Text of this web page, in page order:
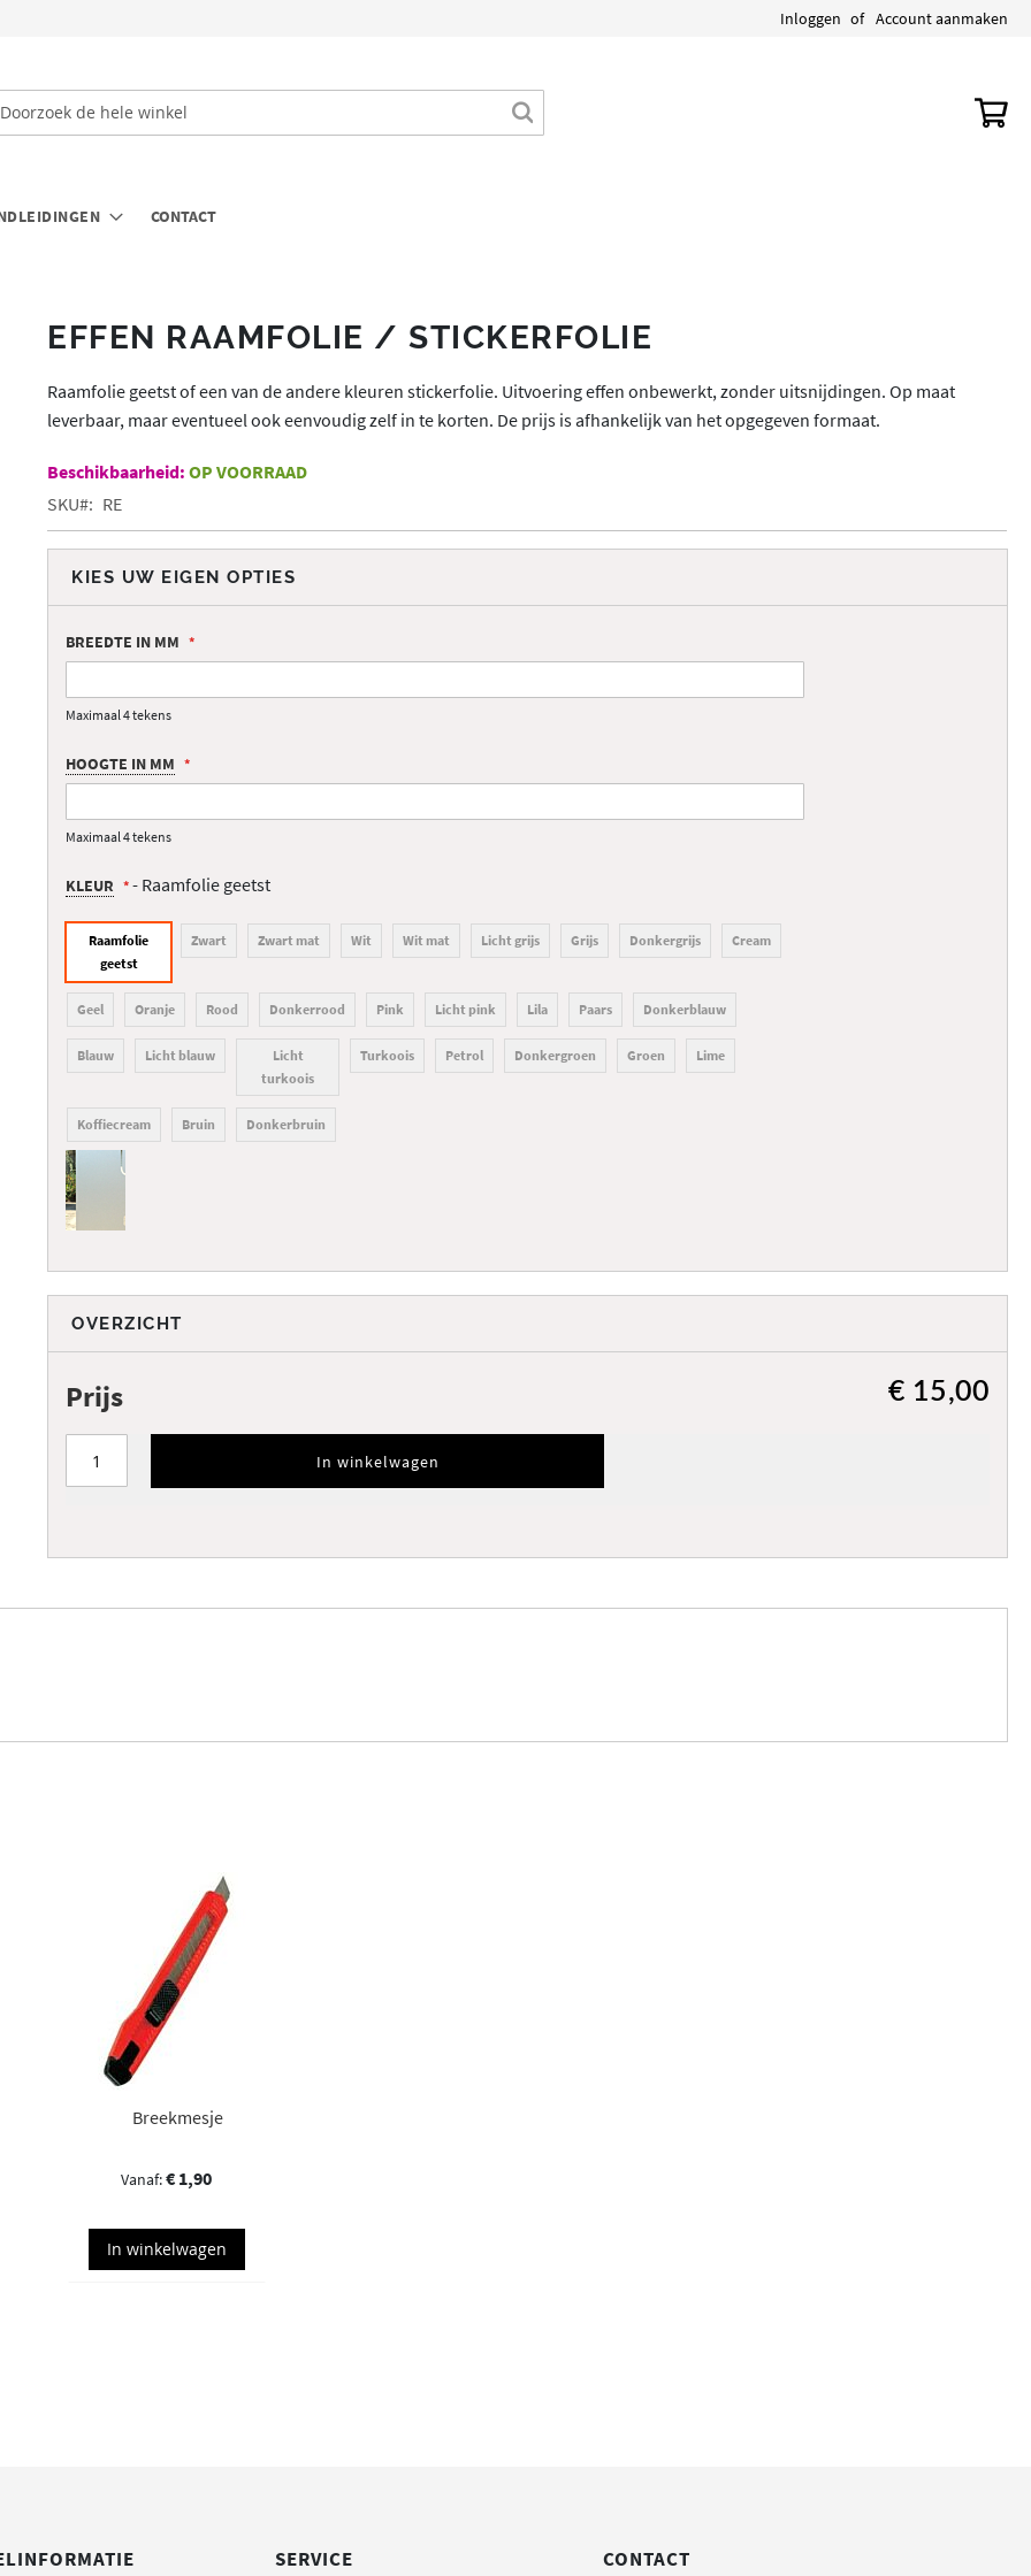
Inloggen Account aanmaken
CONTACT
EFFEN RAAMFOLIE / STICKERFOLIE
Raamfolie geetst of een van de andere kleuren stickerfolie. Uitvoering effen onbewerkt, zonder uitsnijdingen. Op maat
leverbaar, maar eventueel ook eenvoudig zelf in te korten. De prijs is afhankelijk van het opgegeven formaat.
OP VOORRAAD
SKU
RE
KIES UW EIGEN OPTIES
BREEDTE IN MM
Maximaal 4 tekens
HOOGTE IN MM
Maximaal 4 tekens
KLEUR - Raamfolie geetst
Raamfolie
geetst
Zwart Zwart mat Wit Wit mat Licht grijs Grijs Donkergrijs Cream
Geel Oranje Rood Donkerrood Pink Licht pink Lila Paars Donkerblauw
Blauw Licht blauw
Licht
turkoois
Turkoois Petrol Donkergroen Groen Lime
Koffiecream Bruin Donkerbruin
OVERZICHT
Prijs € 15,00
In winkelwagen
Breekmesje
€ 1,90
In winkelwagen
SERVICE CONTACT